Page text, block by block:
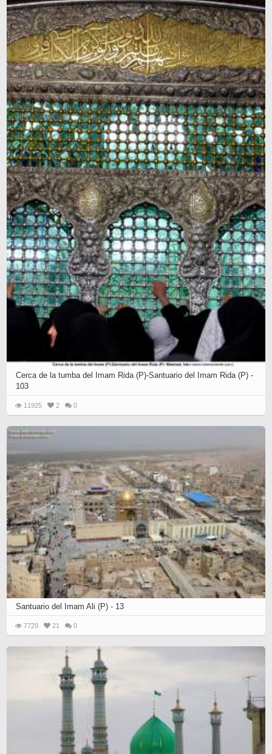
Cerca de la tumba del Imam Rida (P)-Santuario del Imam Rida (P) -
103
11925 2 0
Santuario del Imam Ali (P) - 13
7729 21 0